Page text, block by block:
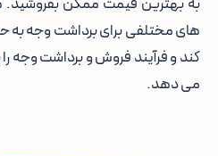
های مختلفی برای برداشت وجه به
کند و فرآیند فروش و برداشت وجه
می دهد.